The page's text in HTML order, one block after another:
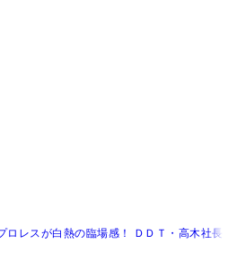
ロレスが白熱の臨場感！ ＤＤＴ・高木社